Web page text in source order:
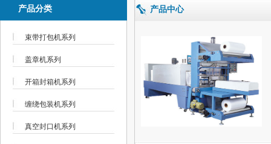
产品分类
束带打包机系列
盖章机系列
开箱封箱机系列
缠绕包装机系列
真空封口机系列
产品中心